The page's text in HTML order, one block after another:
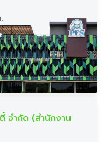
จำกัด (สำนักงาน